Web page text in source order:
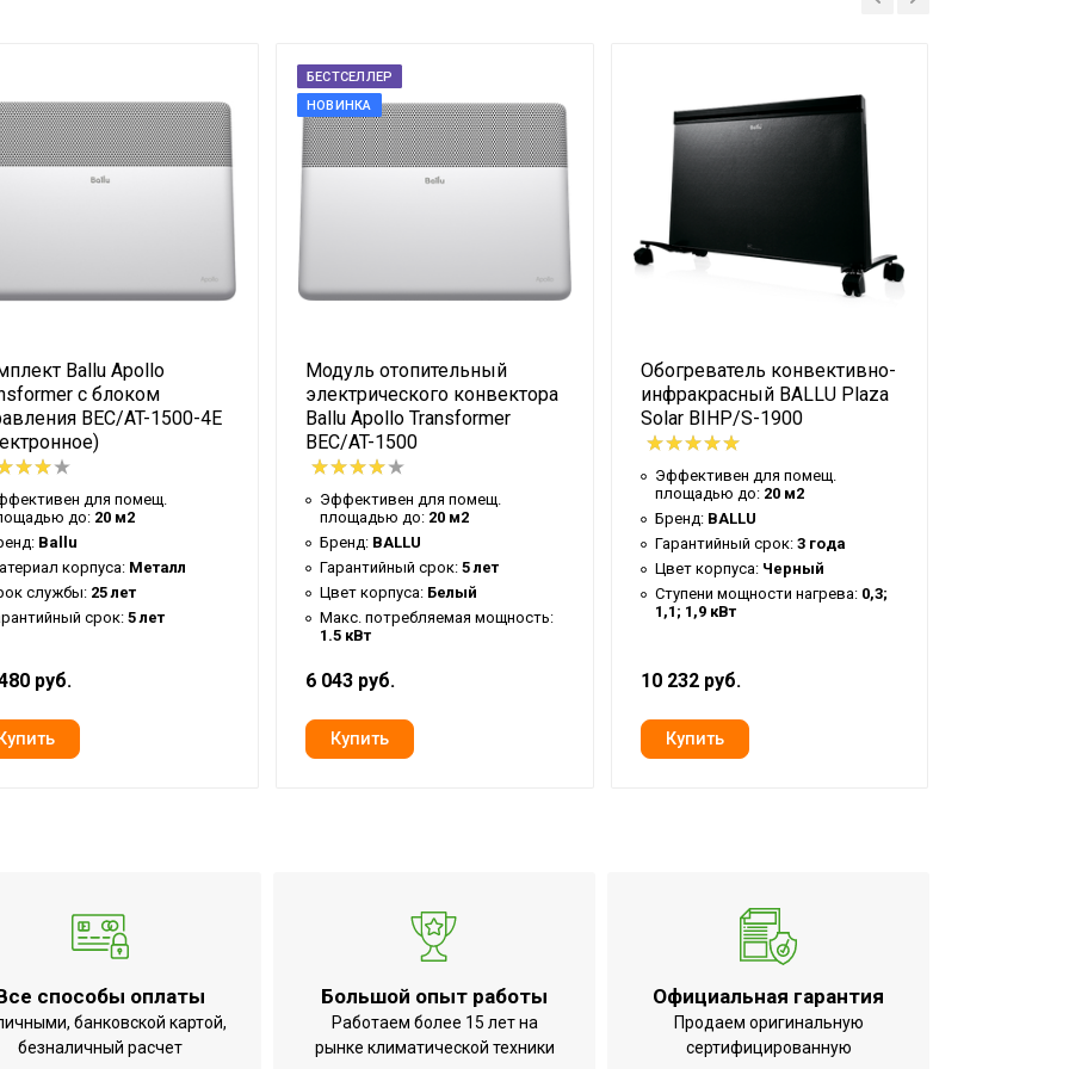
5
Да
IP24
Да
Напольная / Настенная
Да
220 - 240 В
0.56 м
0.82 м
0.404 м
Нет
Да
Да
Да
Да
Горизонтальный
Ballu Apollo
с блоком
BEC/AT-1500-4E
для помещ.
до: 20 м2
Ballu
корпуса: Металл
службы: 25 лет
срок: 5 лет
руб.
БЕСТСЕЛЛЕР
НОВИНКА
Модуль отопительный
электрического конвектора
Ballu Apollo Transformer
BEC/AT-1500
Эффективен для помещ.
площадью до: 20 м2
Бренд: BALLU
Гарантийный срок: 5 лет
Цвет корпуса: Белый
Макс. потребляемая мощность:
1.5 кВт
6 043 руб.
Обогреватель конвективно-
инфракрасный BALLU Plaza
Solar BIHP/S-1900
Эффективен для помещ.
площадью до: 20 м2
Бренд: BALLU
Гарантийный срок: 3 года
Цвет корпуса: Черный
Ступени мощности нагрева: 0,3;
1,1; 1,9 кВт
10 232 руб.
способы оплаты
банковской картой,
безналичный расчет
Большой опыт работы
Работаем более 15 лет на
рынке климатической техники
Официальная гарантия
Продаем оригинальную
сертифицированную